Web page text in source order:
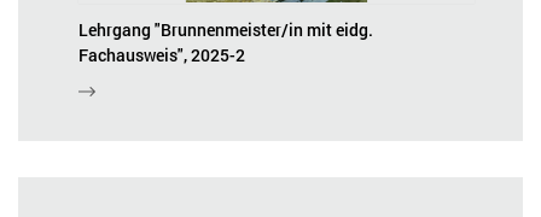
Lehrgang "Brunnenmeister/in mit eidg.
Fachausweis", 2025-2